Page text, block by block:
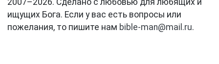
2007–2026. Сделано с любовью для любящих и
ищущих Бога. Если у вас есть вопросы или
пожелания, то пишите нам bible-man@mail.ru.